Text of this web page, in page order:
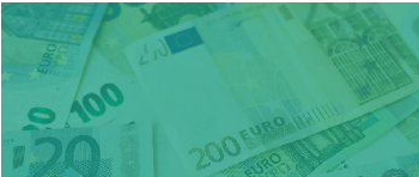
de resposta são decisivos.